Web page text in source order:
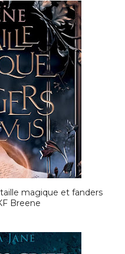
magique et fanders
Breene